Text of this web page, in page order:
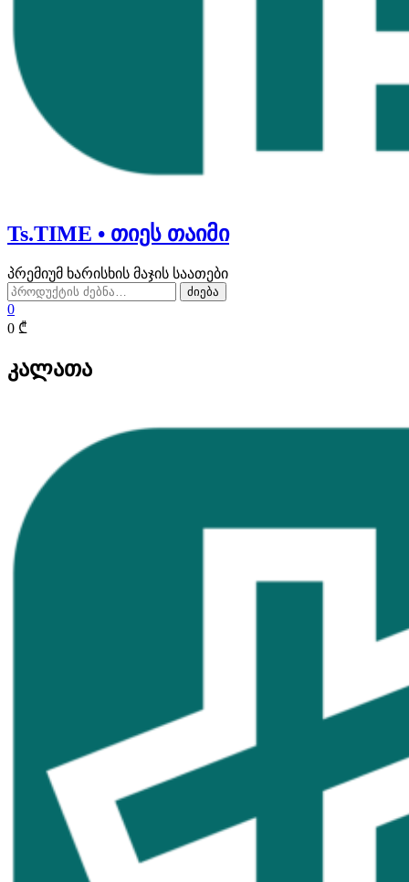
Ts.TIME • თიეს თაიმი
პრემიუმ ხარისხის მაჯის საათები
ძებნა:
ძიება
0
0 ₾
კალათა